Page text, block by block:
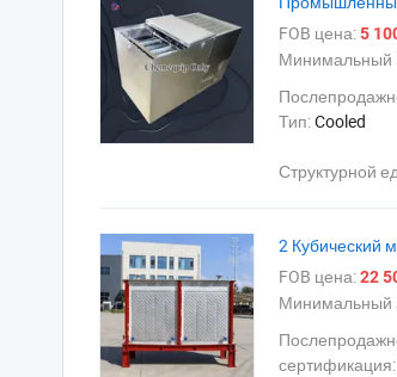
FOB цена:5
Минимальный
Тип:Cooled
Структурной
2 Кубический
FOB цена:22
Минимальный
сертификация: